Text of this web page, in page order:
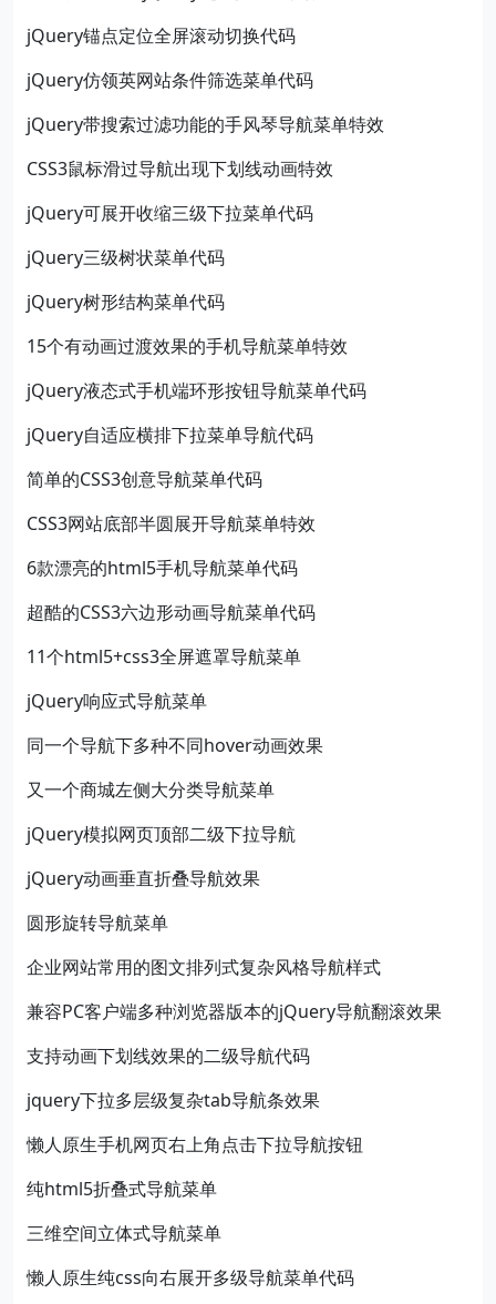
jQuery锚点定位全屏滚动切换代码
jQuery仿领英网站条件筛选菜单代码
jQuery带搜索过滤功能的手风琴导航菜单特效
CSS3鼠标滑过导航出现下划线动画特效
jQuery可展开收缩三级下拉菜单代码
jQuery三级树状菜单代码
jQuery树形结构菜单代码
15个有动画过渡效果的手机导航菜单特效
jQuery液态式手机端环形按钮导航菜单代码
jQuery自适应横排下拉菜单导航代码
简单的CSS3创意导航菜单代码
CSS3网站底部半圆展开导航菜单特效
6款漂亮的html5手机导航菜单代码
超酷的CSS3六边形动画导航菜单代码
11个html5+css3全屏遮罩导航菜单
jQuery响应式导航菜单
同一个导航下多种不同hover动画效果
又一个商城左侧大分类导航菜单
jQuery模拟网页顶部二级下拉导航
jQuery动画垂直折叠导航效果
圆形旋转导航菜单
企业网站常用的图文排列式复杂风格导航样式
兼容PC客户端多种浏览器版本的jQuery导航翻滚效果
支持动画下划线效果的二级导航代码
jquery下拉多层级复杂tab导航条效果
懒人原生手机网页右上角点击下拉导航按钮
纯html5折叠式导航菜单
三维空间立体式导航菜单
懒人原生纯css向右展开多级导航菜单代码